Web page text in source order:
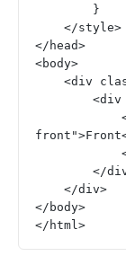
        }
    </style>
</head>
<body>
<div
</
    </div>
</body>
</html>